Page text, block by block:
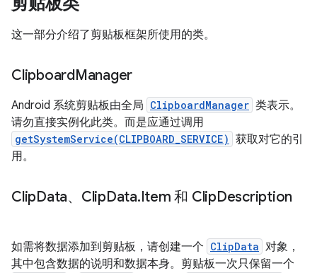
这一部分介绍了剪贴板框架所使用的类。
ClipboardManager
Android 系统剪贴板由全局 ClipboardManager 类表示。
请勿直接实例化此类。而是应通过调用
getSystemService(CLIPBOARD_SERVICE) 获取对它的引
用。
ClipData、ClipData.Item 和 ClipDescription
如需将数据添加到剪贴板，请创建一个 ClipData 对象，
其中包含数据的说明和数据本身。剪贴板一次只保留一个